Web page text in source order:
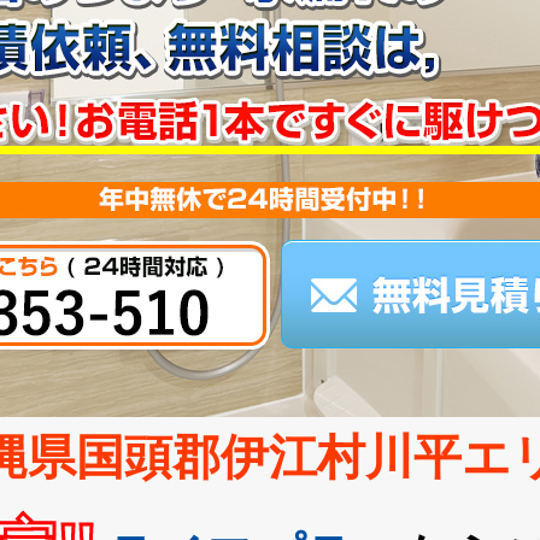
県国頭郡伊江村川平エ